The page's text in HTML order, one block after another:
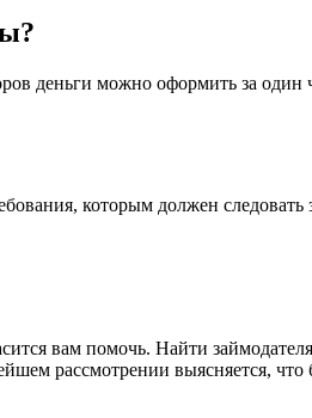
деньги можно оформить за один
которым должен
вам помочь. Найти
рассмотрении выясняется,